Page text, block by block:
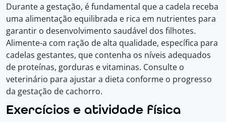
Durante a gestação, é fundamental que a cadela receba
uma alimentação equilibrada e rica em nutrientes para
garantir o desenvolvimento saudável dos filhotes.
Alimente-a com ração de alta qualidade, específica para
cadelas gestantes, que contenha os níveis adequados
de proteínas, gorduras e vitaminas. Consulte o
veterinário para ajustar a dieta conforme o progresso
da gestação de cachorro.
Exercícios e atividade física